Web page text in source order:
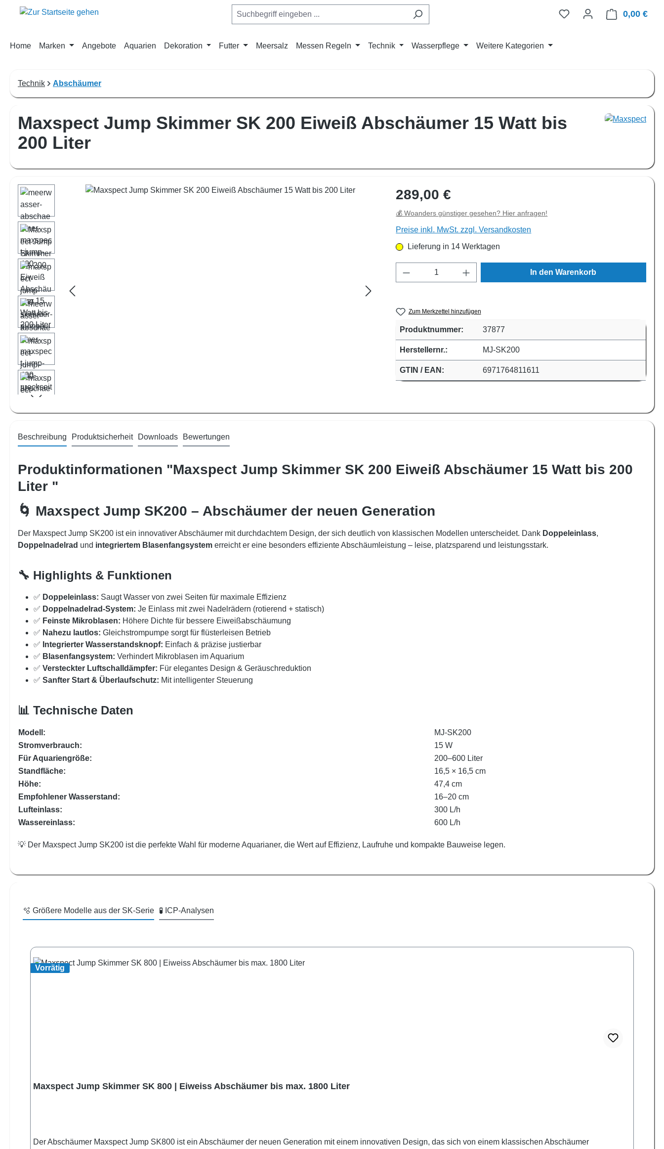
Hauptinhalt springen
Zur Suche springen
Zur Hauptnavigation springen 0,00 €
Home Marken Angebote Aquarien Dekoration Futter Meersalz Messen Regeln Technik Wasserpflege Weitere Kategorien
Technik Abschäumer
Maxspect Jump Skimmer SK 200 Eiweiß Abschäumer 15 Watt bis
200 Liter
Bildergalerie überspringen Regulärer Preis:
289,00 €
💰 Woanders günstiger gesehen? Hier anfragen!
Preise inkl. MwSt. zzgl. Versandkosten
Lieferung in 14 Werktagen
Produkt Anzahl: Gib den gewünschten Wert ein
In den Warenkorb
Zum Merkzettel hinzufügen
Produktnummer: 37877
Herstellernr.: MJ-SK200
GTIN / EAN: 6971764811611
Beschreibung Produktsicherheit Downloads Bewertungen
Produktinformationen "Maxspect Jump Skimmer SK 200 Eiweiß Abschäumer 15 Watt bis 200
Liter "
🌀 Maxspect Jump SK200 – Abschäumer der neuen Generation
Der Maxspect Jump SK200 ist ein innovativer Abschäumer mit durchdachtem Design, der sich deutlich von klassischen Modellen unterscheidet. Dank Doppeleinlass,
Doppelnadelrad und integriertem Blasenfangsystem erreicht er eine besonders effiziente Abschäumleistung – leise, platzsparend und leistungsstark.
🔧 Highlights & Funktionen
✅ Doppeleinlass: Saugt Wasser von zwei Seiten für maximale Effizienz
✅ Doppelnadelrad-System: Je Einlass mit zwei Nadelrädern (rotierend + statisch)
✅ Feinste Mikroblasen: Höhere Dichte für bessere Eiweißabschäumung
✅ Nahezu lautlos: Gleichstrompumpe sorgt für flüsterleisen Betrieb
✅ Integrierter Wasserstandsknopf: Einfach & präzise justierbar
✅ Blasenfangsystem: Verhindert Mikroblasen im Aquarium
✅ Versteckter Luftschalldämpfer: Für elegantes Design & Geräuschreduktion
✅ Sanfter Start & Überlaufschutz: Mit intelligenter Steuerung
📊 Technische Daten
Modell:
MJ-SK200
Stromverbrauch:
15 W
Für Aquariengröße:
200–600 Liter
Standfläche:
16,5 × 16,5 cm
Höhe:
47,4 cm
Empfohlener Wasserstand:
16–20 cm
Lufteinlass:
300 L/h
Wassereinlass:
600 L/h
💡 Der Maxspect Jump SK200 ist die perfekte Wahl für moderne Aquarianer, die Wert auf Effizienz, Laufruhe und kompakte Bauweise legen.
🫧 Größere Modelle aus der SK-Serie 🧪 ICP-Analysen
Vorrätig
Maxspect Jump Skimmer SK 800 | Eiweiss Abschäumer bis max. 1800 Liter
Der Abschäumer Maxspect Jump SK800 ist ein Abschäumer der neuen Generation mit einem innovativen Design, das sich von einem klassischen Abschäumer